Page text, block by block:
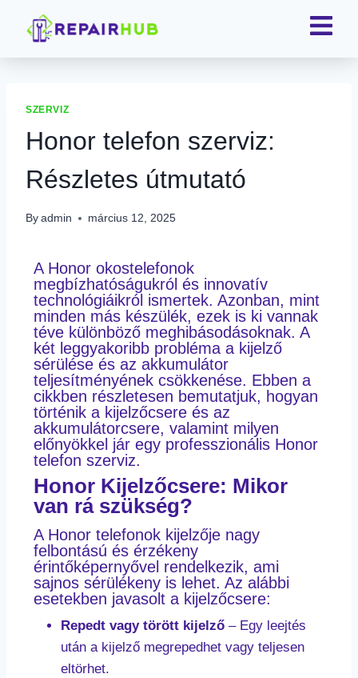
SZERVIZ
Honor telefon szerviz:
Részletes útmutató
By admin március 12, 2025
A Honor okostelefonok
megbízhatóságukról és innovatív
technológiáikról ismertek. Azonban, mint
minden más készülék, ezek is ki vannak
téve különböző meghibásodásoknak. A
két leggyakoribb probléma a kijelző
sérülése és az akkumulátor
teljesítményének csökkenése. Ebben a
cikkben részletesen bemutatjuk, hogyan
történik a kijelzőcsere és az
akkumulátorcsere, valamint milyen
előnyökkel jár egy professzionális Honor
telefon szerviz.
Honor Kijelzőcsere: Mikor
van rá szükség?
A Honor telefonok kijelzője nagy
felbontású és érzékeny
érintőképernyővel rendelkezik, ami
sajnos sérülékeny is lehet. Az alábbi
esetekben javasolt a kijelzőcsere:
Repedt vagy törött kijelző – Egy leejtés
után a kijelző megrepedhet vagy teljesen
eltörhet.